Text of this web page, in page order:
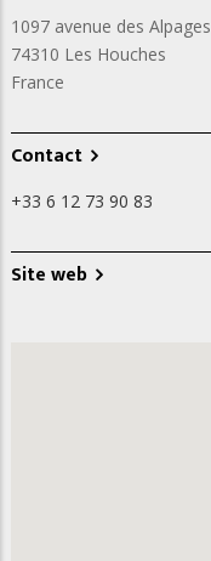
1097 avenue des Alpages
74310 Les Houches
France
Contact
+33 6 12 73 90 83
Site web